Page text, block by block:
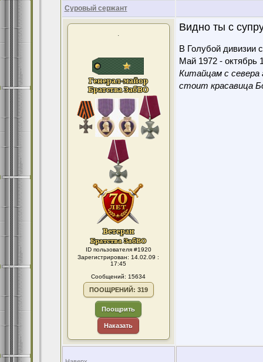
Суровый сержант
.
ID пользователя #1920
Зарегистрирован: 14.02.09 :
17:45
Сообщений: 15634
ПООЩРЕНИЙ: 319
Поощрить
Наказать
Видно ты с
В Голубой дивизии
Май 1972 - октябрь
Китайцам с севера
стоит красавица